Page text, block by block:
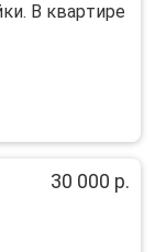
В квapтире
30 000 р.